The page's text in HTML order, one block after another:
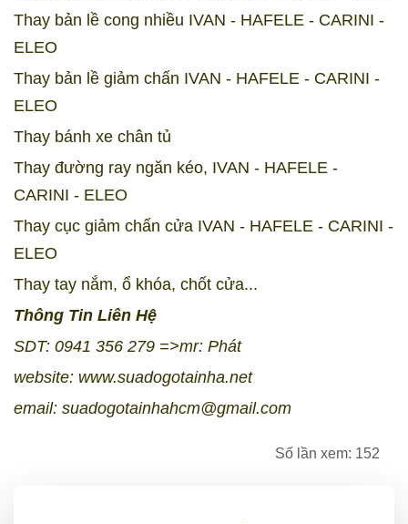
Thay bản lề cong nhiều IVAN - HAFELE - CARINI -
ELEO
Thay bản lề giảm chấn IVAN - HAFELE - CARINI -
ELEO
Thay bánh xe chân tủ
Thay đường ray ngăn kéo, IVAN - HAFELE -
CARINI - ELEO
Thay cục giảm chấn cửa IVAN - HAFELE - CARINI -
ELEO
Thay tay nắm, ổ khóa, chốt cửa...
Thông Tin Liên Hệ
SDT: 0941 356 279 =>mr: Phát
website: www.suadogotainha.net
email: suadogotainhahcm@gmail.com
Số lần xem: 152